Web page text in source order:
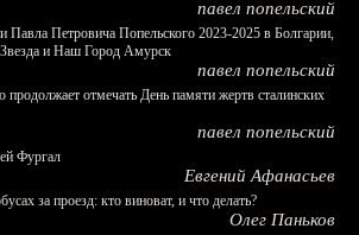
павел попельский
Павла Петровича Попельского 2023-2025 в Болгарии,
Звезда и Наш Город Амурск
павел попельский
отмечать День памяти жертв сталинских
павел попельский
Фургал
Евгений Афанасьев
за проезд: кто виноват, и что делать?
Олег Паньков